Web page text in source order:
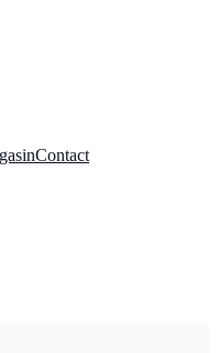
Contact